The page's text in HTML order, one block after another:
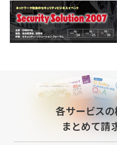
各サービス
まとめて請